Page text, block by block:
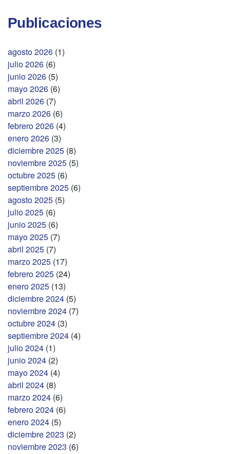
Publicaciones
agosto 2026 (1)
julio 2026 (6)
junio 2026 (5)
mayo 2026 (6)
abril 2026 (7)
marzo 2026 (6)
febrero 2026 (4)
enero 2026 (3)
diciembre 2025 (8)
noviembre 2025 (5)
octubre 2025 (6)
septiembre 2025 (6)
agosto 2025 (5)
julio 2025 (6)
junio 2025 (6)
mayo 2025 (7)
abril 2025 (7)
marzo 2025 (17)
febrero 2025 (24)
enero 2025 (13)
diciembre 2024 (5)
noviembre 2024 (7)
octubre 2024 (3)
septiembre 2024 (4)
julio 2024 (1)
junio 2024 (2)
mayo 2024 (4)
abril 2024 (8)
marzo 2024 (6)
febrero 2024 (6)
enero 2024 (5)
diciembre 2023 (2)
noviembre 2023 (6)